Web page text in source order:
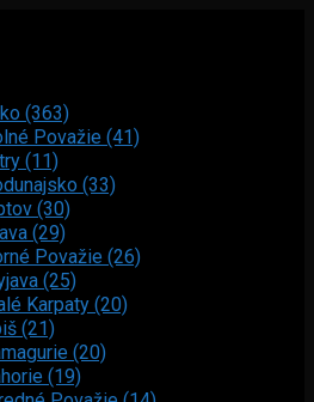
(363)
Považie (41)
(11)
(33)
(30)
(29)
Považie (26)
(25)
Karpaty (20)
(21)
(20)
(19)